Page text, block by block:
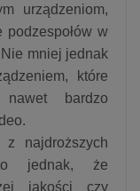
urządzeniom,
podzespołów w
mniej jednak
które
bardzo
z najdroższych
jednak, że
jakości czy